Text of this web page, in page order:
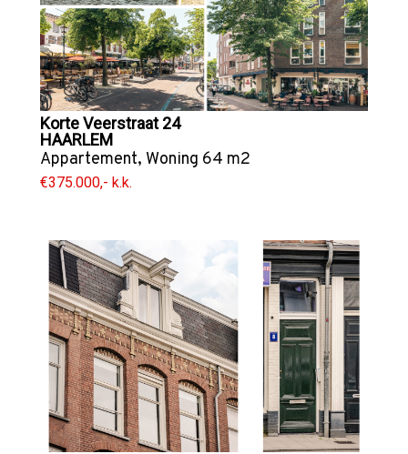
Korte Veerstraat 24
HAARLEM
Appartement, Woning 64 m2
€375.000,- k.k.